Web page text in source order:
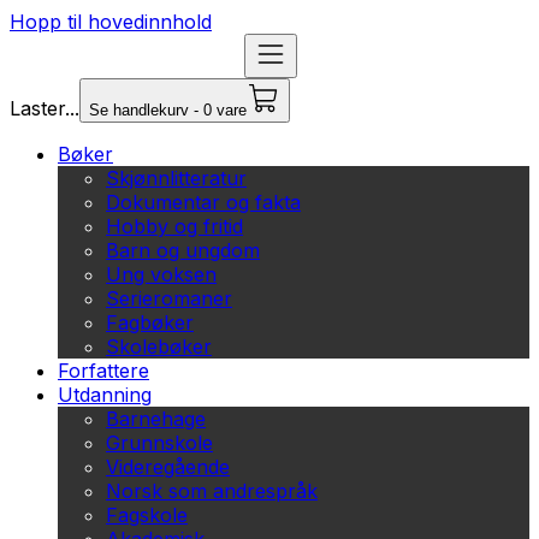
Hopp til hovedinnhold
Laster... Se handlekurv - 0 vare
Bøker
Skjønnlitteratur
Dokumentar og fakta
Hobby og fritid
Barn og ungdom
Ung voksen
Serieromaner
Fagbøker
Skolebøker
Forfattere
Utdanning
Barnehage
Grunnskole
Videregående
Norsk som andrespråk
Fagskole